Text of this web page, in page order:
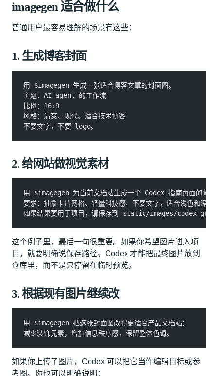
imagegen 适合做什么
普通用户最容易理解的场景有这些：
1. 生成博客封面
用 $imagegen 生成一张适合博客文章的封面图。
主题：AI agent 的工作流
比例：16:9
风格：清爽、现代、适合技术博客
不要文字，不要 logo。
2. 给网站做视觉素材
用 $imagegen 为当前文档站生成一个 Codex 指南页面的背景
要求：抽象卡片网格、轻量科技感、不要文字，适合浅色和深色
如果结果要用于项目，请保存到 static/images/codex-
这个例子里，最后一句很重要。如果你希望图片进入项
目，就要明确说保存路径。Codex 才能把最终图片放到
仓库里，而不是只停留在临时预览。
3. 根据现有图片继续改
用 $imagegen 把这张封面图改得更适合产品文档站：
减少装饰元素，增加信息秩序感，保留整体色调。
如果你上传了图片，Codex 可以把它当作编辑目标或参
考图。你也可以明确说明：